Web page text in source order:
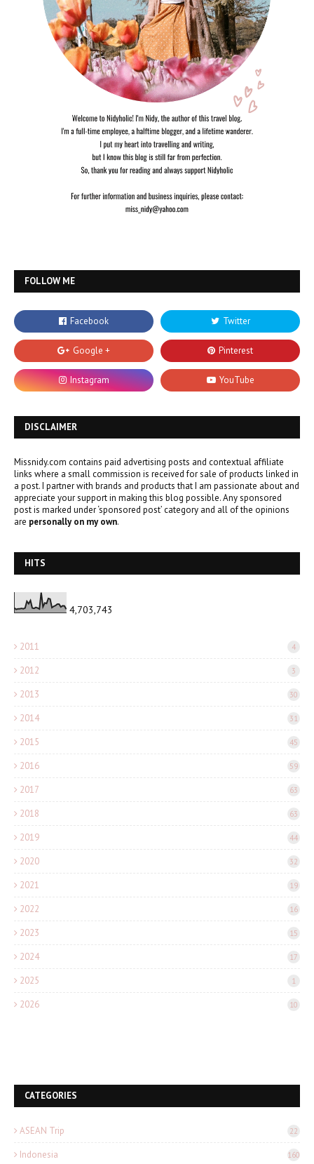
FOLLOW ME
DISCLAIMER
Missnidy.com contains paid advertising posts and contextual affiliate
links where a small commission is received for sale of products linked in
a post. I partner with brands and products that I am passionate about and
appreciate your support in making this blog possible. Any sponsored
post is marked under ‘sponsored post’ category and all of the opinions
are personally on my own.
HITS
4,703,743
2011 4
2012 3
2013 30
2014 31
2015 45
2016 59
2017 63
2018 63
2019 44
2020 32
2021 19
2022 16
2023 15
2024 17
2025 1
2026 10
CATEGORIES
ASEAN Trip 22
Indonesia 160